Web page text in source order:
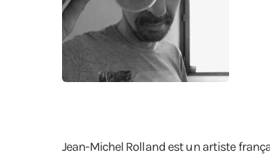
Jean-Michel Rolland est un artiste